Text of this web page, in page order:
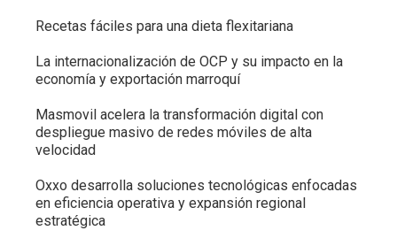
Recetas fáciles para una dieta flexitariana
La internacionalización de OCP y su impacto en la
economía y exportación marroquí
Masmovil acelera la transformación digital con
despliegue masivo de redes móviles de alta
velocidad
Oxxo desarrolla soluciones tecnológicas enfocadas
en eficiencia operativa y expansión regional
estratégica